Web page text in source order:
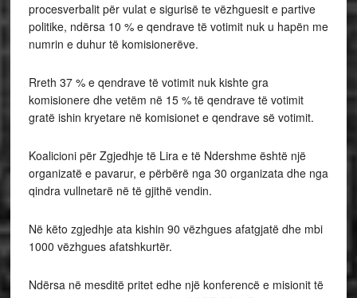
procesverbalit për vulat e sigurisë te vëzhguesit e partive
politike, ndërsa 10 % e qendrave të votimit nuk u hapën me
numrin e duhur të komisionerëve.
Rreth 37 % e qendrave të votimit nuk kishte gra
komisionere dhe vetëm në 15 % të qendrave të votimit
gratë ishin kryetare në komisionet e qendrave së votimit.
Koalicioni për Zgjedhje të Lira e të Ndershme është një
organizatë e pavarur, e përbërë nga 30 organizata dhe nga
qindra vullnetarë në të gjithë vendin.
Në këto zgjedhje ata kishin 90 vëzhgues afatgjatë dhe mbi
1000 vëzhgues afatshkurtër.
Ndërsa në mesditë pritet edhe një konferencë e misionit të